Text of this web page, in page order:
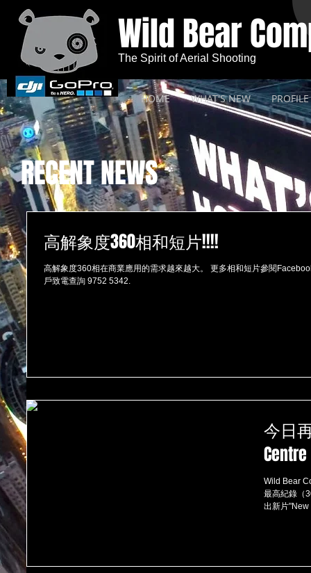
HOME WHAT'S NEW PROFILE
Wild Bear
The Spirit of Aerial Shooting
RECENT NEWS
高解象度360相和短片!!!!
高解象度360相在商業應用的需求越來越大。 更多相和短片參閱
戶致電查詢 9752 5342.
今日
Wild Bear
最高紀錄（
出新片